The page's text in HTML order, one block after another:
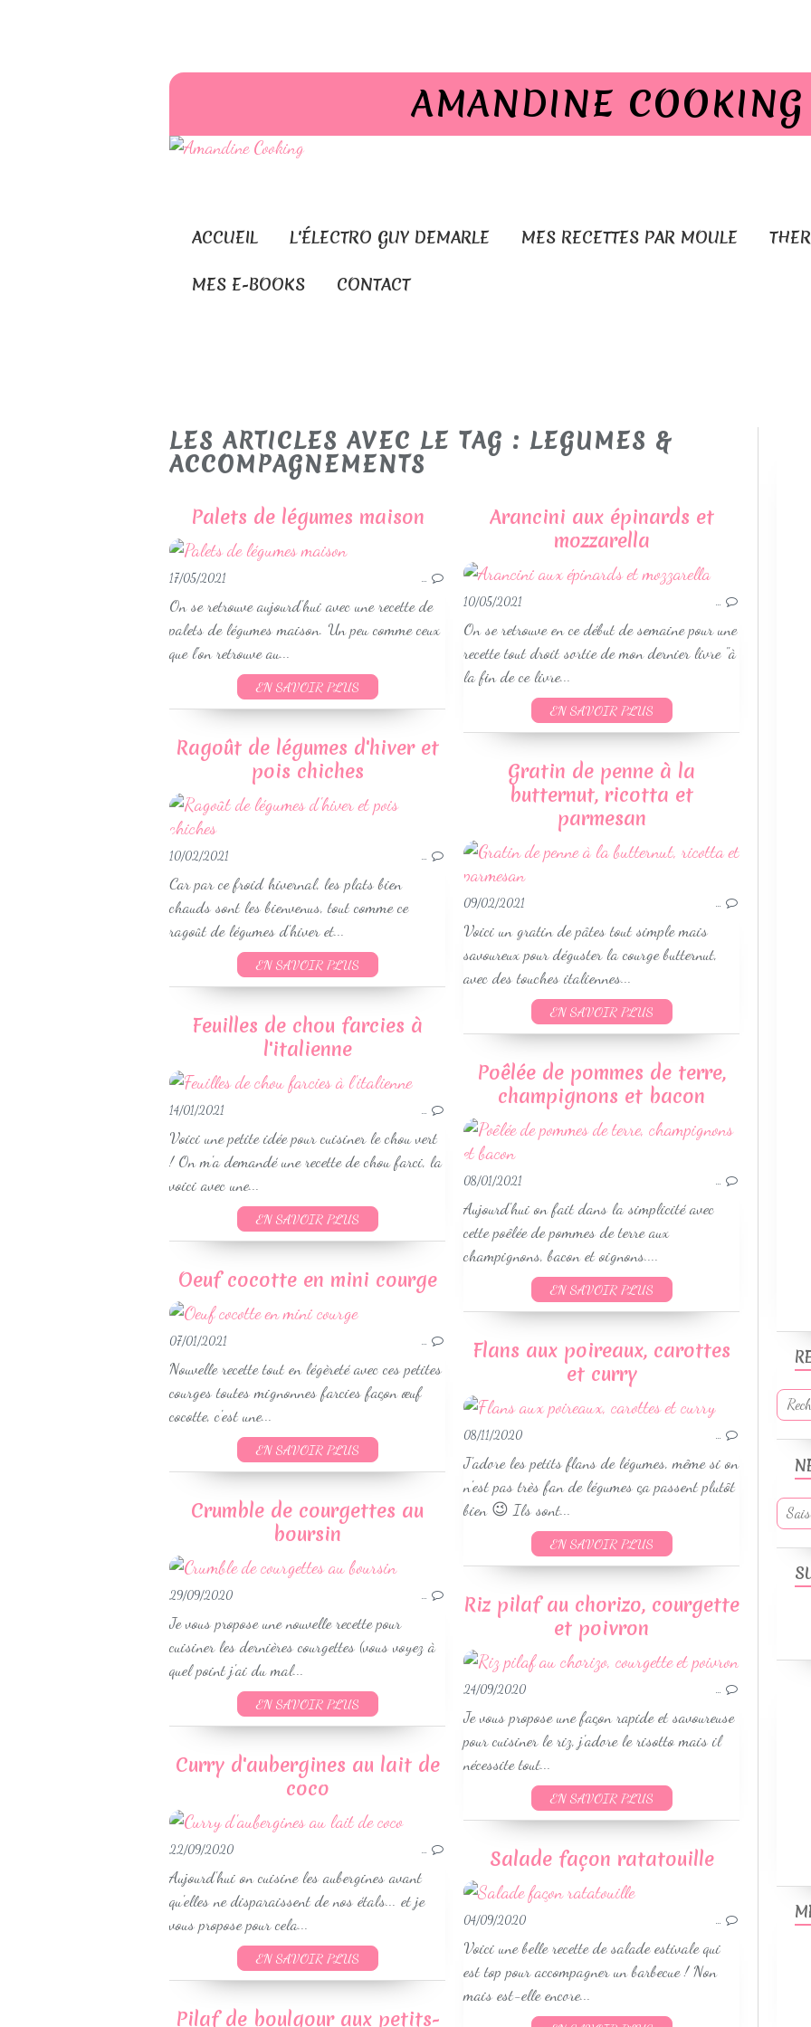
AMANDINE COOKING
ACCUEIL L'ÉLECTRO GUY DEMARLE MES RECETTES PAR MOULE
MES E-BOOKS CONTACT
LES ARTICLES AVEC LE TAG : LEGUMES &
ACCOMPAGNEMENTS
Palets de légumes maison
SANS GLUTEN
WEIGHTWATCHERS
RECETTES PRINTEMPS
17/05/2021 …
On se retrouve aujourd'hui avec une recette de
palets de légumes maison. Un peu comme ceux
que l'on retrouve au...
EN SAVOIR PLUS
Arancini aux épinards et
mozzarella
10/05/2021 …
On se retrouve en ce début de semaine pour une
recette tout droit sortie de mon dernier livre "à
la fin de ce livre...
EN SAVOIR PLUS
Ragoût de légumes d'hiver et
pois chiches
VÉGETARIEN
PLATS MIJOTÉS
RECETTES HIVER
10/02/2021 …
Car par ce froid hivernal, les plats bien
chauds sont les bienvenus, tout comme ce
ragoût de légumes d'hiver et...
EN SAVOIR PLUS
Gratin de penne à la
butternut, ricotta et
parmesan
09/02/2021 …
Voici un gratin de pâtes tout simple mais
savoureux pour déguster la courge butternut,
avec des touches italiennes...
EN SAVOIR PLUS
Feuilles de chou farcies à
l'italienne
VIANDES
CUISINE ITALIENNE
RECETTES AUTOMNE
RECETTES HIVER
14/01/2021 …
Voici une petite idée pour cuisiner le chou vert
! On m'a demandé une recette de chou farci, la
voici avec une...
EN SAVOIR PLUS
Poêlée de pommes de terre,
champignons et bacon
08/01/2021 …
Aujourd'hui on fait dans la simplicité avec
cette poêlée de pommes de terre aux
champignons, bacon et oignons....
EN SAVOIR PLUS
Oeuf cocotte en mini courge
LÉGUMES & ACCOMPAGNEMENTS
SANS GLUTEN
WEIGHTWATCHERS
RECETTES AUTOMNE
RECETTES HIVER
07/01/2021 …
Nouvelle recette tout en légèreté avec ces petites
courges toutes mignonnes farcies façon œuf
cocotte, c'est une...
EN SAVOIR PLUS
Flans aux poireaux, carottes
et curry
08/11/2020 …
J'adore les petits flans de légumes, même si on
n'est pas très fan de légumes ça passent plutôt
bien 😉 Ils sont...
EN SAVOIR PLUS
Crumble de courgettes au
boursin
LÉGUMES & ACCOMPAGNEMENTS
GRÂTINS
VÉGETARIEN
WEIGHTWATCHERS
RECETTES ÉTÉ
29/09/2020 …
Je vous propose une nouvelle recette pour
cuisiner les dernières courgettes (vous voyez à
quel point j'ai du mal...
EN SAVOIR PLUS
Riz pilaf au chorizo, courgette
et poivron
24/09/2020 …
Je vous propose une façon rapide et savoureuse
pour cuisiner le riz, j'adore le risotto mais il
nécessite tout...
EN SAVOIR PLUS
Curry d'aubergines au lait de
coco
LÉGUMINEUSES
LÉGUMES & ACCOMPAGNEMENTS
SANS GLUTEN
RECETTES AU COOKEO
WEIGHTWATCHERS
RECETTES ÉTÉ
22/09/2020 …
Aujourd'hui on cuisine les aubergines avant
qu'elles ne disparaissent de nos étals... et je
vous propose pour cela...
EN SAVOIR PLUS
Salade façon ratatouille
04/09/2020 …
Voici une belle recette de salade estivale qui
est top pour accompagner un barbecue ! Non
mais est-elle encore...
Pilaf de boulgour aux petits-